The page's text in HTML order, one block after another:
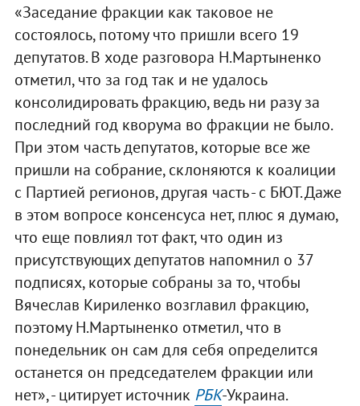
«Заседание фракции как таковое не
состоялось, потому что пришли всего 19
депутатов. В ходе разговора Н.Мартыненко
отметил, что за год так и не удалось
консолидировать фракцию, ведь ни разу за
последний год кворума во фракции не было.
При этом часть депутатов, которые все же
пришли на собрание, склоняются к коалиции
с Партией регионов, другая часть - с БЮТ. Даже
в этом вопросе консенсуса нет, плюс я думаю,
что еще повлиял тот факт, что один из
присутствующих депутатов напомнил о 37
подписях, которые собраны за то, чтобы
Вячеслав Кириленко возглавил фракцию,
поэтому Н.Мартыненко отметил, что в
понедельник он сам для себя определится
останется он председателем фракции или
нет», - цитирует источник РБК-Украина.